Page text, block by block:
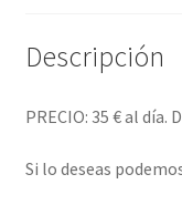
Descripción
PRECIO: 35 € al día.
Si lo deseas